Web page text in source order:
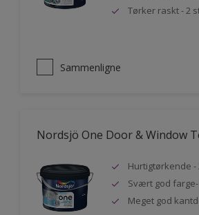
Tørker raskt - 2
Sammenligne
Nordsjö One Door & Window
Hurtigtørkende -
Svært god
Meget god